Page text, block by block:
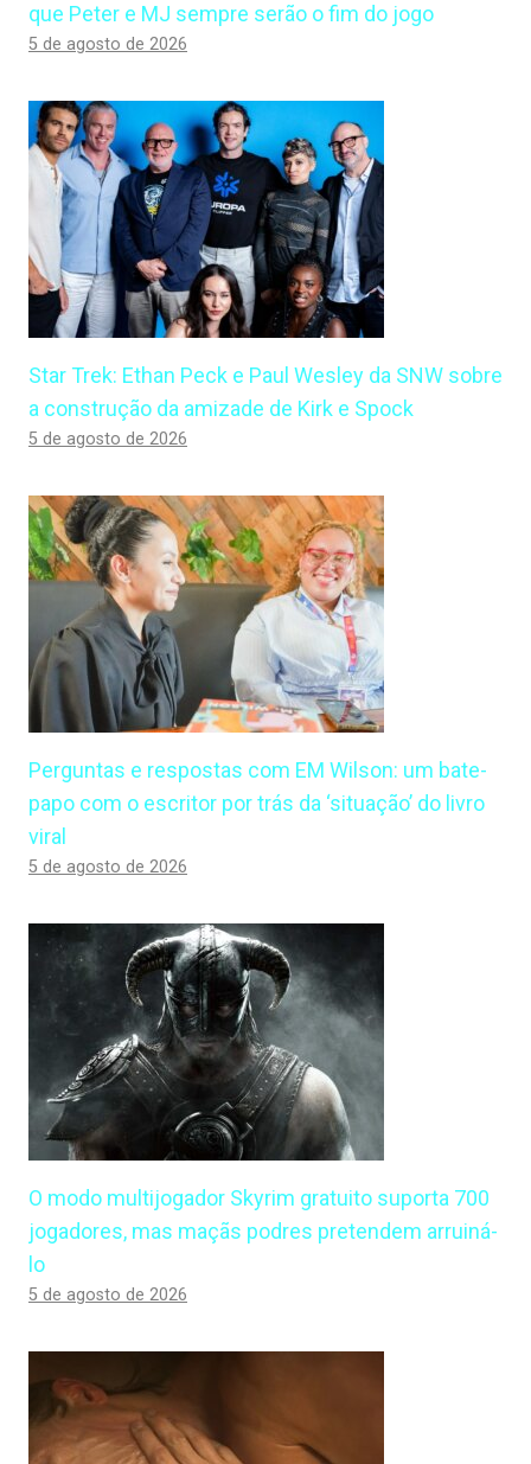
que Peter e MJ sempre serão o fim do jogo
5 de agosto de 2026
Star Trek: Ethan Peck e Paul Wesley da SNW sobre
a construção da amizade de Kirk e Spock
5 de agosto de 2026
Perguntas e respostas com EM Wilson: um bate-
papo com o escritor por trás da ‘situação’ do livro
viral
5 de agosto de 2026
O modo multijogador Skyrim gratuito suporta 700
jogadores, mas maçãs podres pretendem arruiná-
lo
5 de agosto de 2026